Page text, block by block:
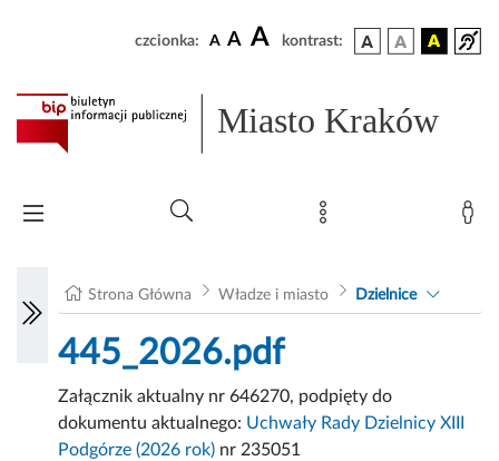
czcionka: A A A kontrast:
Miasto Kraków
Strona Główna Władze i miasto Dzielnice
445_2026.pdf
Załącznik aktualny nr 646270, podpięty do
dokumentu aktualnego: Uchwały Rady Dzielnicy XIII
Podgórze (2026 rok) nr 235051